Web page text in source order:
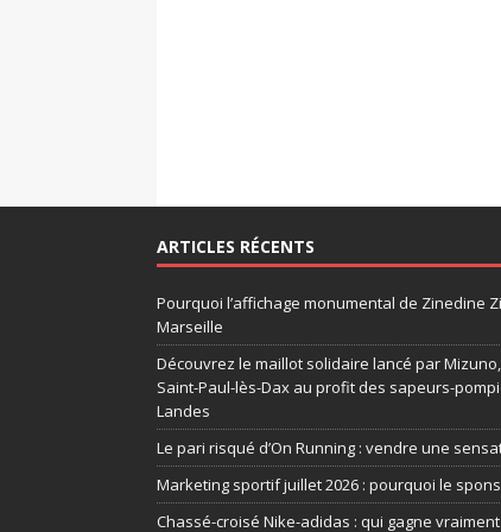
ARTICLES RÉCENTS
Pourquoi l’affichage monumental de Zinedine
Marseille
Découvrez le maillot solidaire lancé par
Saint-Paul-lès-Dax au profit des sapeurs-
Landes
Le pari risqué d’On Running : vendre une
Marketing sportif juillet 2026 : pourquoi le
Chassé-croisé Nike-adidas : qui gagne vraiment